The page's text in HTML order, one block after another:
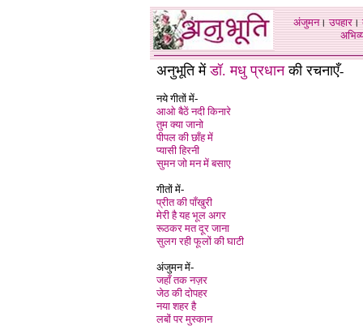
अंजुमन।उपहार।
अनुभूति मेंडॉ. मधु प्रधानकी रचनाएँ-
नये गीतों में-
आओ बैठें नदी किनारे
तुम क्या जानो
पीपल की छाँह में
प्यासी हिरनी
सुमन जो मन में बसाए
गीतों में-
प्रीत की पाँखुरी
मेरी है यह भूल अगर
रूठकर मत दूर जाना
सुलग रही फूलों की घाटी
अंजुमन में-
जहाँ तक नज़र
जेठ की दोपहर
नया शहर है
लबों पर मुस्कान